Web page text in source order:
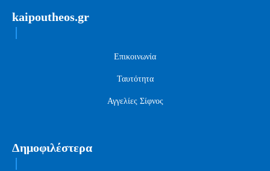
kaipoutheos.gr
Επικοινωνία
Ταυτότητα
Αγγελίες Σίφνος
Δημοφιλέστερα